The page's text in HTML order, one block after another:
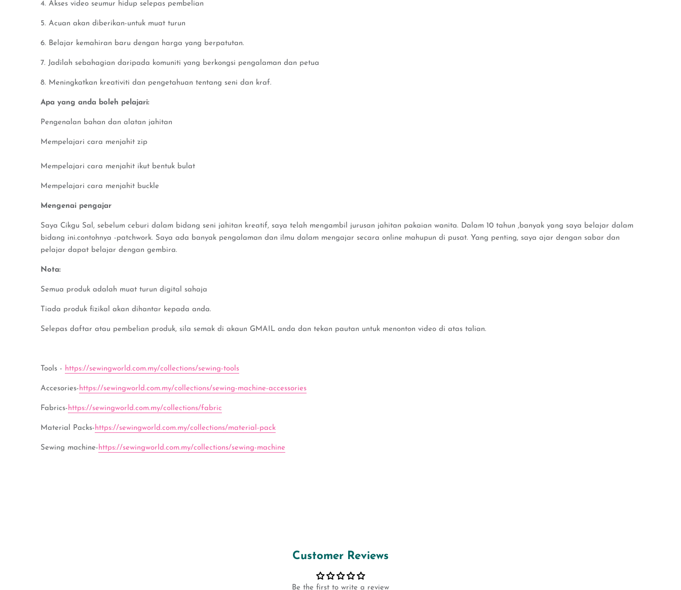
4. Akses video seumur hidup selepas pembelian
5. Acuan akan diberikan-untuk muat turun
6. Belajar kemahiran baru dengan harga yang berpatutan.
7. Jadilah sebahagian daripada komuniti yang berkongsi pengalaman dan petua
8. Meningkatkan kreativiti dan pengetahuan tentang seni dan kraf.
Apa yang anda boleh pelajari:
Pengenalan bahan dan alatan jahitan
Mempelajari cara menjahit zip
Mempelajari cara menjahit ikut bentuk bulat
Mempelajari cara menjahit buckle
Mengenai pengajar
Saya Cikgu Sal, sebelum ceburi dalam bidang seni jahitan kreatif, saya telah mengambil jurusan jahitan pakaian wanita. Dalam 10 tahun ,banyak yang saya belajar dalam
bidang ini.contohnya -patchwork. Saya ada banyak pengalaman dan ilmu dalam mengajar secara online mahupun di pusat. Yang penting, saya ajar dengan sabar dan
pelajar dapat belajar dengan gembira.
Nota:
Semua produk adalah muat turun digital sahaja
Tiada produk fizikal akan dihantar kepada anda.
Selepas daftar atau pembelian produk, sila semak di akaun GMAIL anda dan tekan pautan untuk menonton video di atas talian.
Tools - https://sewingworld.com.my/collections/sewing-tools
Accesories-https://sewingworld.com.my/collections/sewing-machine-accessories
Fabrics-https://sewingworld.com.my/collections/fabric
Material Packs-https://sewingworld.com.my/collections/material-pack
Sewing machine-https://sewingworld.com.my/collections/sewing-machine
Customer Reviews
Be the first to write a review